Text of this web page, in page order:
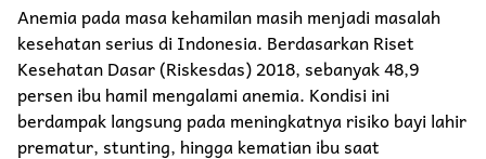
Anemia pada masa kehamilan masih menjadi masalah
kesehatan serius di Indonesia. Berdasarkan Riset
Kesehatan Dasar (Riskesdas) 2018, sebanyak 48,9
persen ibu hamil mengalami anemia. Kondisi ini
berdampak langsung pada meningkatnya risiko bayi lahir
prematur, stunting, hingga kematian ibu saat